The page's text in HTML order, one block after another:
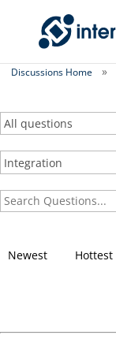
Discussions Home
Newest Hottest